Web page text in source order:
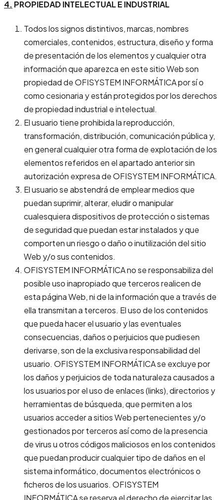
4. PROPIEDAD INTELECTUAL E INDUSTRIAL
Todos los signos distintivos, marcas, nombres
comerciales, contenidos, estructura, diseño y forma
de presentación de los elementos y cualquier otra
información que aparezca en este sitio Web son
propiedad de OFISYSTEM INFORMÁTICA por sí o
como cesionaria y están protegidos por los derechos
de propiedad industrial e intelectual.
El usuario tiene prohibida la reproducción,
transformación, distribución, comunicación pública y,
en general cualquier otra forma de explotación de los
elementos referidos en el apartado anterior sin
autorización expresa de OFISYSTEM INFORMÁTICA.
El usuario se abstendrá de emplear medios que
puedan suprimir, alterar, eludir o manipular
cualesquiera dispositivos de protección o sistemas
de seguridad que puedan estar instalados y que
comporten un riesgo o daño o inutilización del sitio
Web y/o sus contenidos.
OFISYSTEM INFORMÁTICA no se responsabiliza del
posible uso inapropiado que terceros realicen de
esta página Web, ni de la información que a través de
ella transmitan a terceros. El uso de los contenidos
que pueda hacer el usuario y las eventuales
consecuencias, daños o perjuicios que pudiesen
derivarse, son de la exclusiva responsabilidad del
usuario. OFISYSTEM INFORMÁTICA se excluye por
los daños y perjuicios de toda naturaleza causados a
los usuarios por el uso de enlaces (links), directorios y
herramientas de búsqueda, que permiten a los
usuarios acceder a sitios Web pertenecientes y/o
gestionados por terceros así como de la presencia
de virus u otros códigos maliciosos en los contenidos
que puedan producir cualquier tipo de daños en el
sistema informático, documentos electrónicos o
ficheros de los usuarios. OFISYSTEM
INFORMÁTICA se reserva el derecho de ejercitar las